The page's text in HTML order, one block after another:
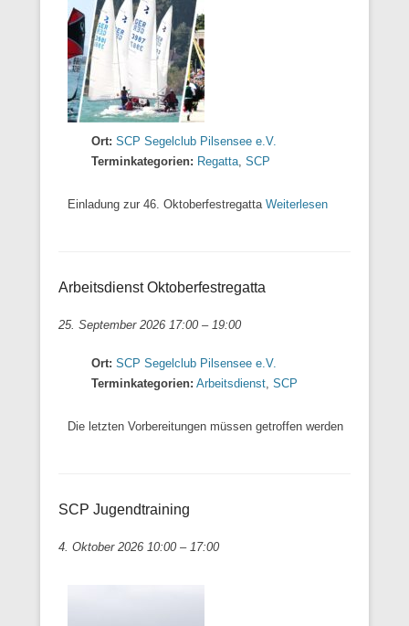
Ort: SCP Segelclub Pilsensee e.V.
Terminkategorien: Regatta, SCP
Einladung zur 46. Oktoberfestregatta Weiterlesen
Arbeitsdienst Oktoberfestregatta
25. September 2026 17:00 – 19:00
Ort: SCP Segelclub Pilsensee e.V.
Terminkategorien: Arbeitsdienst, SCP
Die letzten Vorbereitungen müssen getroffen werden
SCP Jugendtraining
4. Oktober 2026 10:00 – 17:00